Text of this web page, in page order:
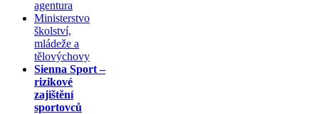
agentura
Ministerstvo
školství,
mládeže a
tělovýchovy
Sienna Sport –
rizikové
zajištění
sportovců